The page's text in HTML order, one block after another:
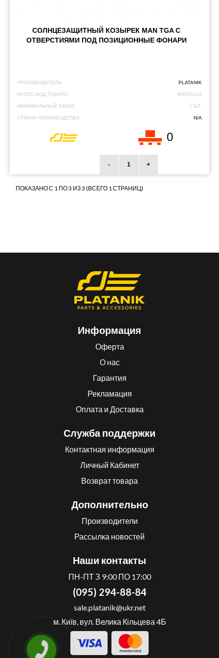
СОЛНЦЕЗАЩИТНЫЙ КОЗЫРЕК MAN TGA С
ОТВЕРСТИЯМИ ПОД ПОЗИЦИОННЫЕ ФОНАРИ
ПРОИЗВОДИТЕЛЬ: PLATANIK
КРОСС-КОД ТОВАРА: M5005133
МИНИМАЛЬНЫЙ ЗАКАЗ: 1 ШТ.
СТРАНА ПРОИЗВОДСТВА: N/A
0
- +
ПОКАЗАНО С 1 ПО 3 ИЗ 3 (ВСЕГО 1 СТРАНИЦ)
Информация
Оферта
О нас
Гарантия
Рекламация
Оплата и Доставка
Служба поддержки
Контактная информация
Личный Кабинет
Возврат товара
Дополнительно
Производители
Рассылка новостей
Наши контакты
ПН-ПТ З 9:00 ПО 17:00
(095) 294-88-84
sale.platanik@ukr.net
м. Київ, вул. Велика Кільцева 4Б